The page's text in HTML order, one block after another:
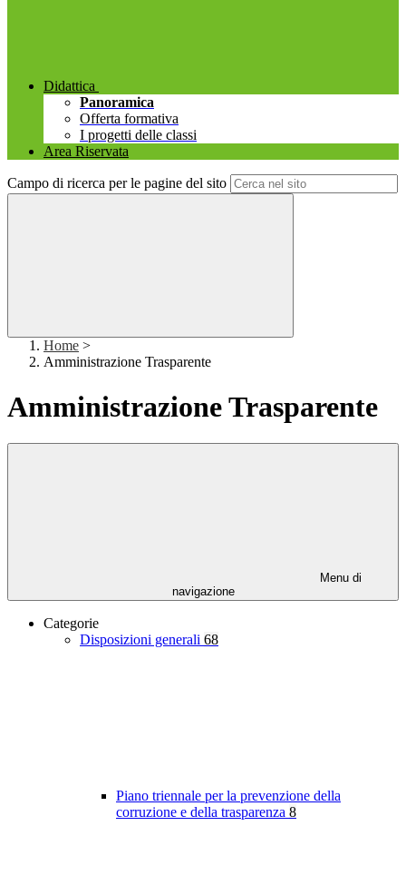
Didattica
Panoramica
Offerta formativa
I progetti delle classi
Area Riservata
Campo di ricerca per le pagine del sito
Home >
Amministrazione Trasparente
Amministrazione Trasparente
Menu di
navigazione
Categorie
Disposizioni generali 68
Piano triennale per la prevenzione della
corruzione e della trasparenza 8